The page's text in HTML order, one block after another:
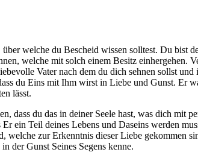
welche du Bescheid wissen solltest. Du bist
welche mit solch einem Besitz einhergehen.
Vater nach dem du dich sehnen sollst
du Eins mit Ihm wirst in Liebe und Gunst. Er
lässt.
dass du das in deiner Seele hast, was dich mit
ein Teil deines Lebens und Daseins werden
zur Erkenntnis dieser Liebe gekommen
der Gunst Seines Segens kenne.